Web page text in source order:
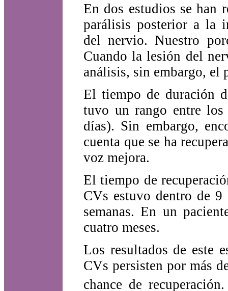
En dos estudios se han
parálisis posterior a la
del nervio. Nuestro
Cuando la lesión del
análisis, sin embargo, el
El tiempo de duración
tuvo un rango entre
días). Sin embargo,
cuenta que se ha
voz mejora.
El tiempo de
CVs estuvo dentro de
semanas. En un
cuatro meses.
Los resultados de este
CVs persisten por más
chance de